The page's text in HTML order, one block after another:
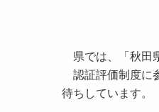
県では、「秋田
認証評価制度に
待ちしています。